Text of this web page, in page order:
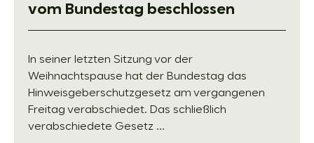
vom Bundestag beschlossen
In seiner letzten Sitzung vor der
Weihnachtspause hat der Bundestag das
Hinweisgeberschutzgesetz am vergangenen
Freitag verabschiedet. Das schließlich
verabschiedete Gesetz ...